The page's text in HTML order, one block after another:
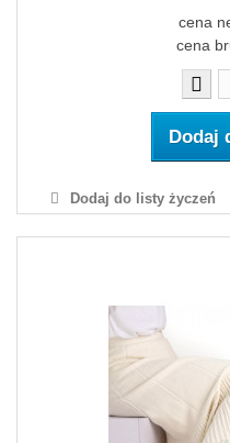
cena
cena
Dodaj
Dodaj do listy życzeń